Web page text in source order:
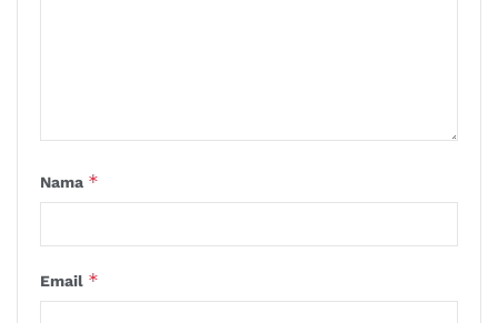
Nama *
Email *